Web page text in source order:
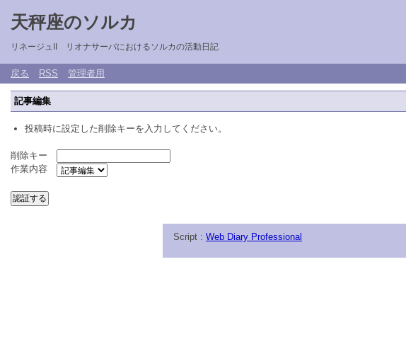
天秤座のソルカ
リネージュII リオナサーバにおけるソルカの活動日記
戻る RSS 管理者用
記事編集
投稿時に設定した削除キーを入力してください。
削除キー
作業内容
Script : Web Diary Professional